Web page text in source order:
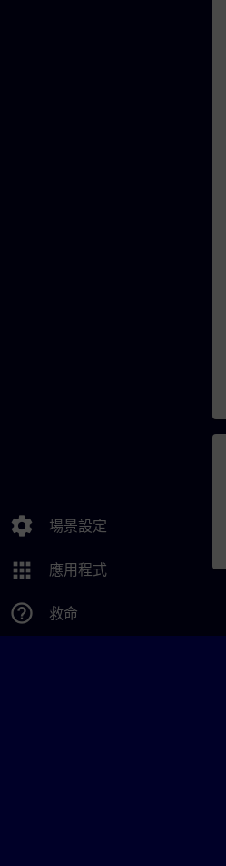
settings 場景設定
apps 應用程式
help_outline 救命